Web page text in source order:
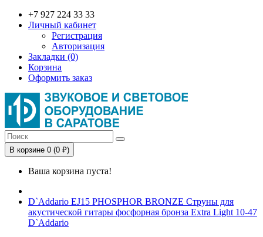
+7 927 224 33 33
Личный кабинет
Регистрация
Авторизация
Закладки (0)
Корзина
Оформить заказ
В корзине 0 (0 ₽)
Ваша корзина пуста!
D`Addario EJ15 PHOSPHOR BRONZE Струны для
акустической гитары фосфорная бронза Extra Light 10-47
D`Addario